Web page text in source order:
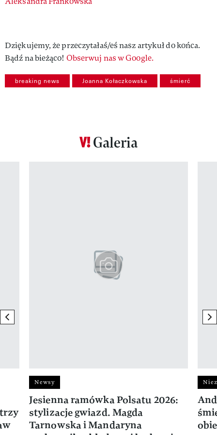
Dziękujemy, że przeczytałaś/eś nasz artykuł do końca.
Bądź na bieżąco! Obserwuj nas w Google.
breaking news Joanna Kołaczkowska śmierć
Galeria
previous element
Newsy
Jesienna ramówka Polsatu 2026:
stylizacje gwiazd. Magda
Tarnowska i Mandaryna